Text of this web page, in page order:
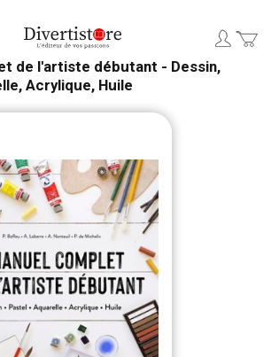
de l'artiste débutant - Dessin,
Acrylique, Huile